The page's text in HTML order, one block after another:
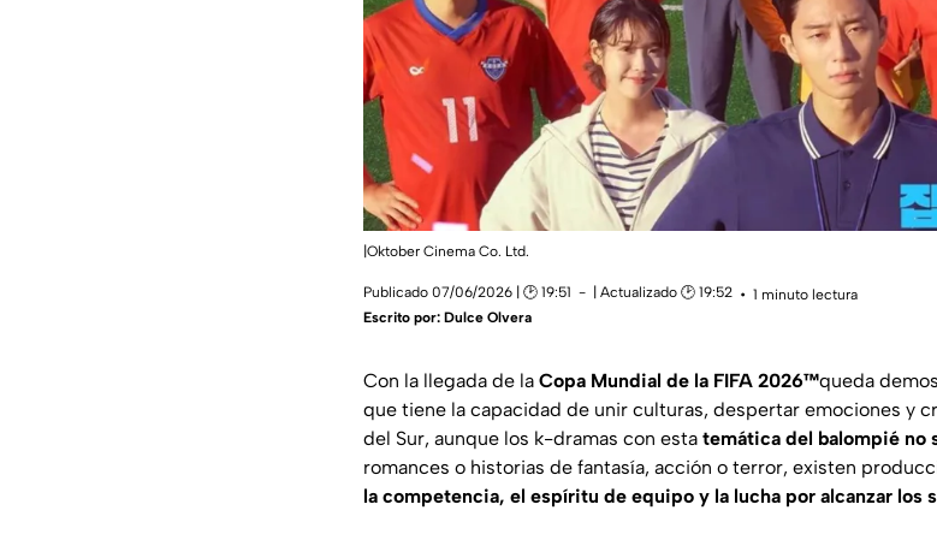
|Oktober Cinema Co. Ltd.
Publicado 07/06/2026 | 🕑 19:51 | Actualizado 🕑 19:52
1 minuto lectura
Escrito por: Dulce Olvera
Con la llegada de la Copa Mundial de la FIFA 2026™️queda
que tiene la capacidad de unir culturas, despertar emociones y
del Sur, aunque los k-dramas con esta temática del balompié no
romances o historias de fantasía, acción o terror, existen
la competencia, el espíritu de equipo y la lucha por alcanzar los